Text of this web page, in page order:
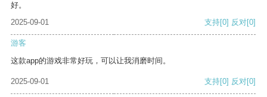
好。
2025-09-01
支持[0] 反对[0]
游客
这款app的游戏非常好玩，可以让我消磨时间。
2025-09-01 支持[0] 反对[0]